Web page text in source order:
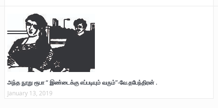
அந்த நூறு ரூபா “ இண்டைக்கு எப்படியும் வரும்”-வே.தபேந்திரன் .
January 13, 2019